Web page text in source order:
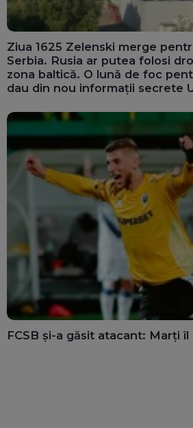
Ziua 1625 Zelenski merge
Serbia. Rusia ar putea folosi
zona baltică. O lună de foc
dau din nou informații secrete
FCSB și-a găsit atacant: Marți